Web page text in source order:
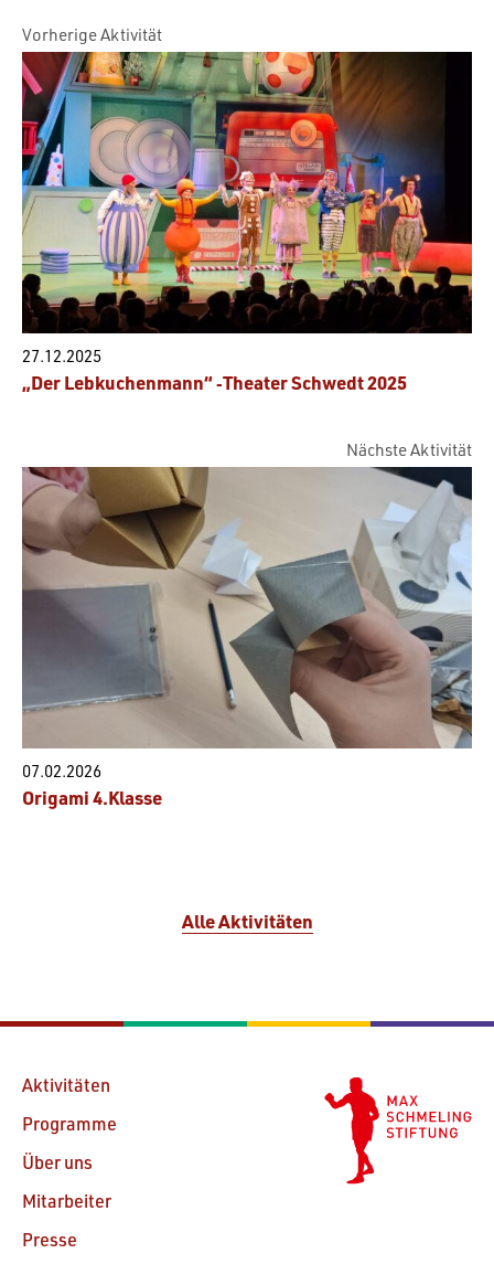
Vorherige Aktivität
27.12.2025
„Der Lebkuchenmann“ ‑Theater Schwedt 2025
Nächste Aktivität
07.02.2026
Origami 4.Klasse
Alle Aktivitäten
Aktivitäten
Programme
Über uns
Mitarbeiter
Presse